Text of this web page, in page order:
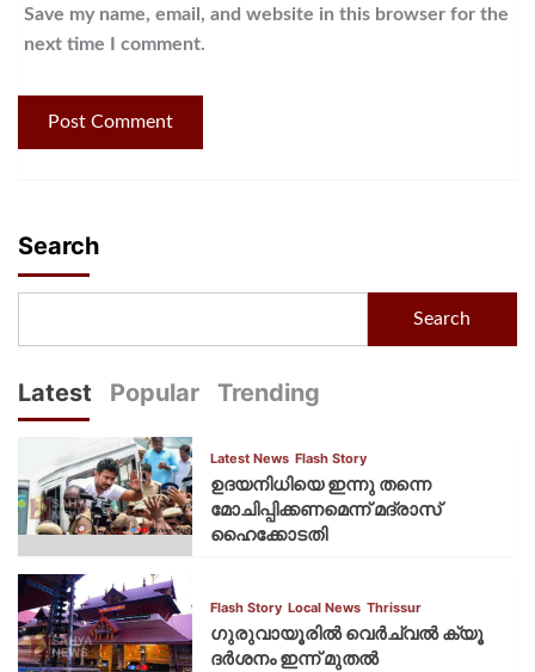
Save my name, email, and website in this browser for the
next time I comment.
Search
Search
Latest Popular Trending
Latest News Flash Story
ഉദയനിധിയെ ഇന്നു തന്നെ
മോചിപ്പിക്കണമെന്ന് മദ്രാസ്
ഹൈക്കോടതി
Flash Story Local News Thrissur
ഗുരുവായൂരില്‍ വെര്‍ച്വല്‍ ക്യൂ
ദര്‍ശനം ഇന്ന് മുതല്‍